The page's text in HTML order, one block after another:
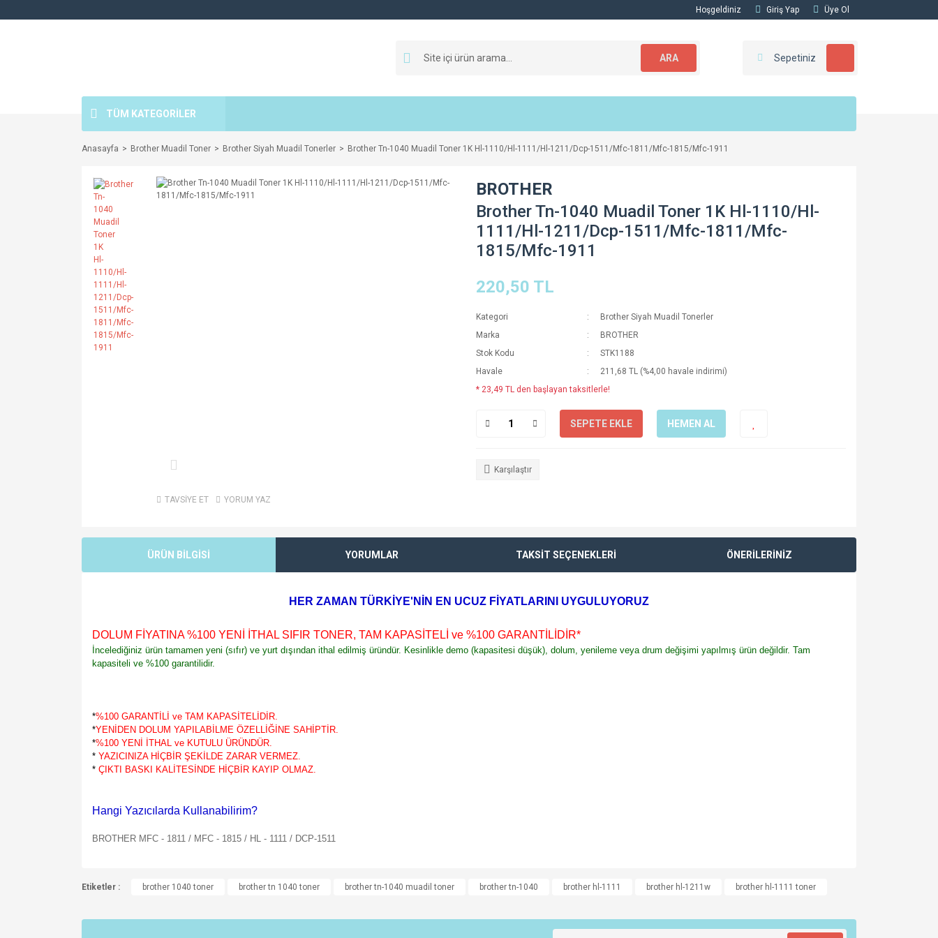
Hoşgeldiniz Giriş Yap Üye Ol
ARA Sepetiniz
TÜM KATEGORİLER
Anasayfa Brother Muadil Toner Brother Siyah Muadil Tonerler Brother Tn-1040 Muadil Toner 1K Hl-1110/Hl-1111/Hl-1211/Dcp-1511/Mfc-1811/Mfc-1815/Mfc-1911
TAVSİYE ET YORUM YAZ
BROTHER
Brother Tn-1040 Muadil Toner 1K Hl-1110/Hl-
1111/Hl-1211/Dcp-1511/Mfc-1811/Mfc-
1815/Mfc-1911
220,50 TL
Kategori
Brother Siyah Muadil Tonerler
Marka
BROTHER
Stok Kodu
STK1188
Havale
211,68 TL (%4,00 havale indirimi)
* 23,49 TL den başlayan taksitlerle!
SEPETE EKLE HEMEN AL
Karşılaştır
ÜRÜN BİLGİSİ YORUMLAR TAKSİT SEÇENEKLERİ ÖNERİLERİNİZ
HER ZAMAN TÜRKİYE'NİN EN UCUZ FİYATLARINI UYGULUYORUZ
DOLUM FİYATINA %100 YENİ İTHAL SIFIR TONER, TAM KAPASİTELİ ve %100 GARANTİLİDİR*
İncelediğiniz ürün tamamen yeni (sıfır) ve yurt dışından ithal edilmiş üründür. Kesinlikle demo (kapasitesi düşük), dolum, yenileme veya drum değişimi yapılmış ürün değildir. Tam
kapasiteli ve %100 garantilidir.
*%100 GARANTİLİ ve TAM KAPASİTELİDİR.
*YENİDEN DOLUM YAPILABİLME ÖZELLİĞİNE SAHİPTİR.
*%100 YENİ İTHAL ve KUTULU ÜRÜNDÜR.
* YAZICINIZA HİÇBİR ŞEKİLDE ZARAR VERMEZ.
* ÇIKTI BASKI KALİTESİNDE HİÇBİR KAYIP OLMAZ.
Hangi Yazıcılarda Kullanabilirim?
BROTHER MFC - 1811 / MFC - 1815 / HL - 1111 / DCP-1511
Görüş ve önerileriniz için teşekkür ederiz.
Etiketler : brother 1040 toner brother tn 1040 toner brother tn-1040 muadil toner brother tn-1040 brother hl-1111 brother hl-1211w brother hl-1111 toner